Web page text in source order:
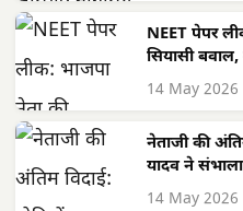
NEET पेपर
सियासी
14 May 2026
नेताजी की
यादव ने संभाला
14 May 2026